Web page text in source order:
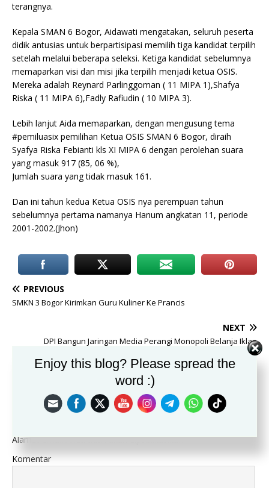
terangnya.
Kepala SMAN 6 Bogor, Aidawati mengatakan, seluruh peserta
didik antusias untuk berpartisipasi memilih tiga kandidat terpilih
setelah melalui beberapa seleksi. Ketiga kandidat sebelumnya
memaparkan visi dan misi jika terpilih menjadi ketua OSIS.
Mereka adalah Reynard Parlinggoman ( 11 MIPA 1),Shafya
Riska ( 11 MIPA 6),Fadly Rafiudin ( 10 MIPA 3).
Lebih lanjut Aida memaparkan, dengan mengusung tema
#pemiluasix pemilihan Ketua OSIS SMAN 6 Bogor, diraih
Syafya Riska Febianti kls XI MIPA 6 dengan perolehan suara
yang masuk 917 (85, 06 %),
Jumlah suara yang tidak masuk 161.
Dan ini tahun kedua Ketua OSIS nya perempuan tahun
sebelumnya pertama namanya Hanum angkatan 11, periode
2001-2002.(Jhon)
PREVIOUS
SMKN 3 Bogor Kirimkan Guru Kuliner Ke Prancis
NEXT
DPI Bangun Jaringan Media Perangi Monopoli Belanja Iklan
BE THE FIRST TO COMMENT
Leave a Reply
Alamat email Anda tidak akan dipublikasikan.
Komentar
Enjoy this blog? Please spread the
word :)